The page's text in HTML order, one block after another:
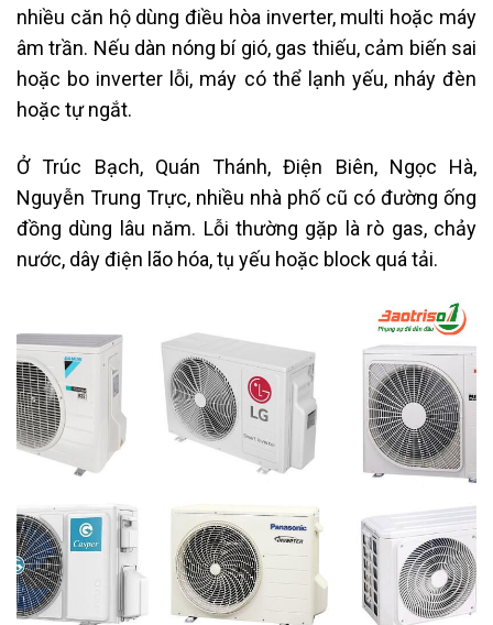
nhiều căn hộ dùng điều hòa inverter, multi hoặc máy
âm trần. Nếu dàn nóng bí gió, gas thiếu, cảm biến sai
hoặc bo inverter lỗi, máy có thể lạnh yếu, nháy đèn
hoặc tự ngắt.
Ở Trúc Bạch, Quán Thánh, Điện Biên, Ngọc Hà,
Nguyễn Trung Trực, nhiều nhà phố cũ có đường ống
đồng dùng lâu năm. Lỗi thường gặp là rò gas, chảy
nước, dây điện lão hóa, tụ yếu hoặc block quá tải.